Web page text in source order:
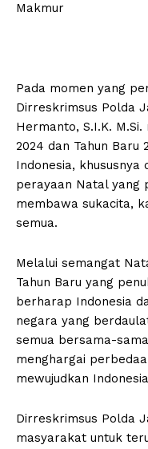
Makmur
Pada momen yang
Dirreskrimsus Polda
Hermanto, S.I.K.
2024 dan Tahun Baru
Indonesia, khususnya
perayaan Natal yang
membawa sukacita,
semua.
Melalui semangat
Tahun Baru yang
berharap Indonesia
negara yang
semua bersama-
menghargai
mewujudkan
Dirreskrimsus Polda
masyarakat untuk